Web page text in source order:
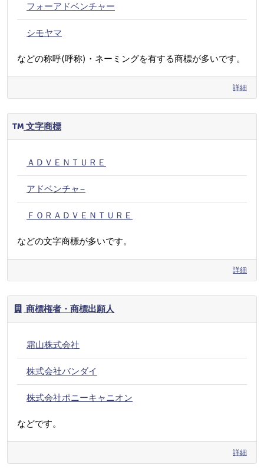
フォーアドベンチャー
シモヤマ
などの称呼(呼称)・ネーミングを有する商標が多いです。
詳細
文字商標
ＡＤＶＥＮＴＵＲＥ
アドベンチャ−
ＦＯＲＡＤＶＥＮＴＵＲＥ
などの文字商標が多いです。
詳細
商標権者・商標出願人
霜山株式会社
株式会社バンダイ
株式会社ポニーキャニオン
などです。
詳細